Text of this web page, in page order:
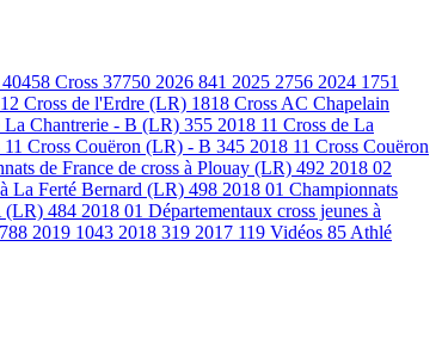
40458 Cross 37750 2026 841 2025 2756 2024 1751
Cross de l'Erdre (LR) 1818 Cross AC Chapelain
La Chantrerie - B (LR) 355 2018 11 Cross de La
11 Cross Couëron (LR) - B 345 2018 11 Cross Couëron
de France de cross à Plouay (LR) 492 2018 02
La Ferté Bernard (LR) 498 2018 01 Championnats
(LR) 484 2018 01 Départementaux cross jeunes à
788 2019 1043 2018 319 2017 119 Vidéos 85 Athlé